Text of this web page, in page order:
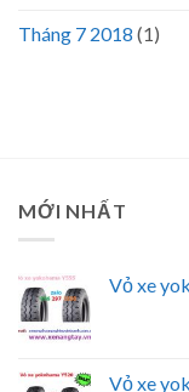
Tháng 7 2018 (1)
MỚI NHẤT
Vỏ xe
Vỏ xe